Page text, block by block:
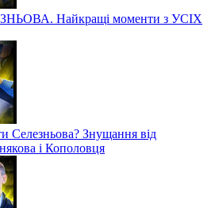
Найкращі моменти з УСІХ
Селезньова? Знущання від
і Кополовця